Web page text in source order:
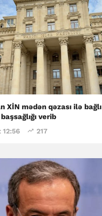
XİN mədən qəzası ilə bağlı
verib
12:56 217